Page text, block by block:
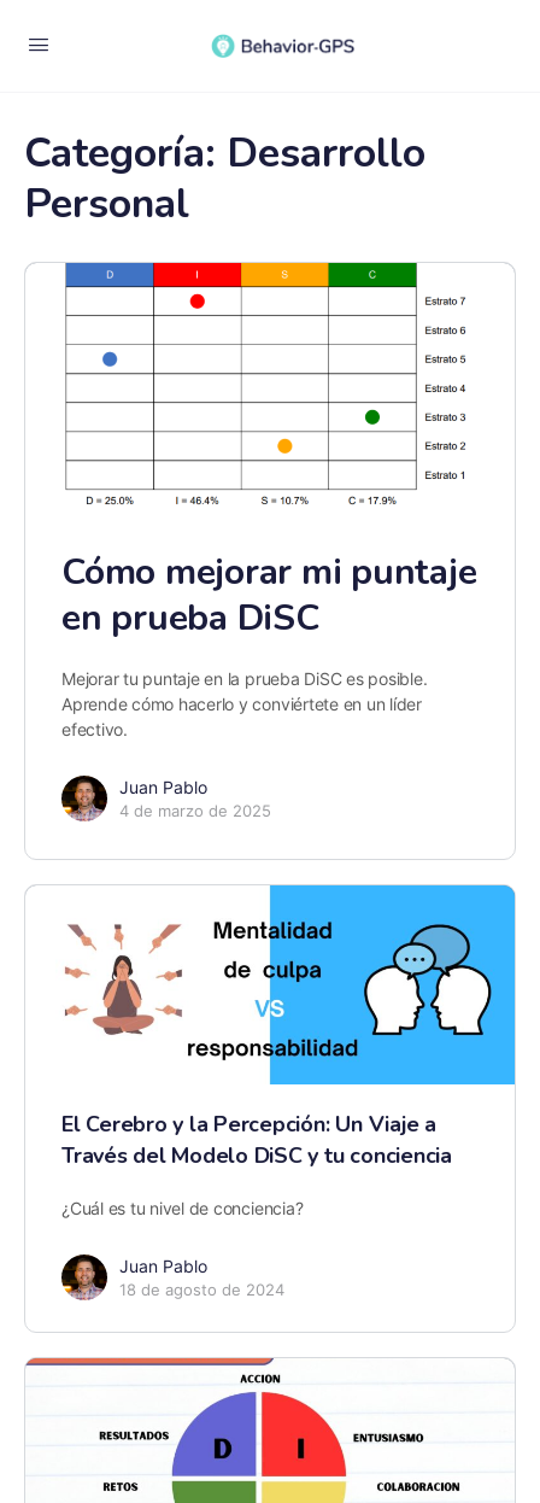
Categoría: Desarrollo
Personal
Cómo mejorar mi puntaje
en prueba DiSC
Mejorar tu puntaje en la prueba DiSC es posible.
Aprende cómo hacerlo y conviértete en un líder
efectivo.
Juan Pablo
4 de marzo de 2025
El Cerebro y la Percepción: Un Viaje a
Través del Modelo DiSC y tu conciencia
¿Cuál es tu nivel de conciencia?
Juan Pablo
18 de agosto de 2024